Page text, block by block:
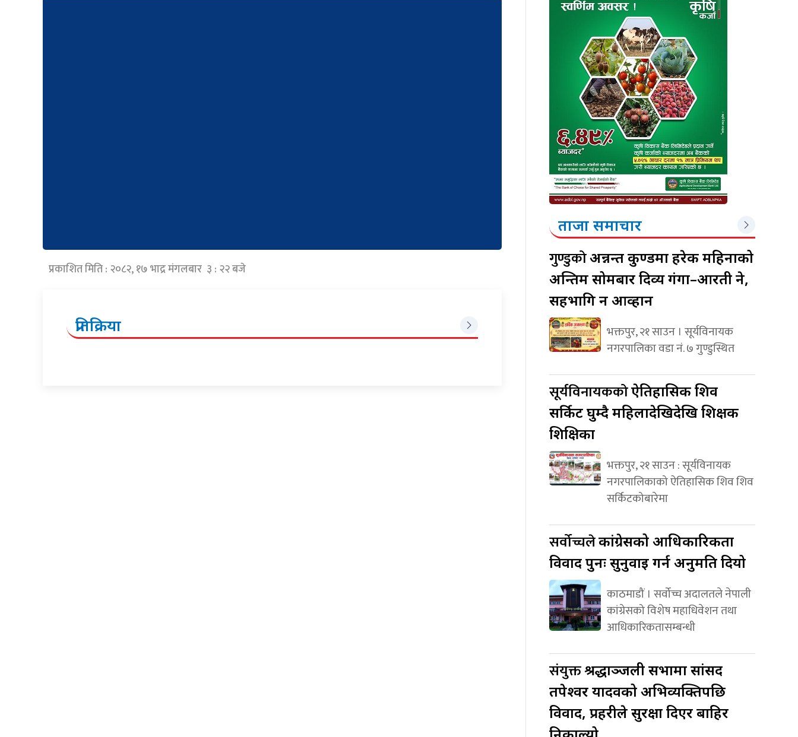
प्रकाशित मिति : २०८२, १७ भाद्र मंगलबार ३ : २२ बजे
प्रतिक्रिया
ताजा समाचार
गुण्डुकोअन्नन्त कुण्डमा हरेक महिनाको
अन्तिम सोमबार दिव्य गंगा–आरती हुने,
सहभागि हुन आव्हान
भक्तपुर, २१ साउन । सूर्यविनायक
नगरपालिका वडा नं. ७ गुण्डुस्थित
सूर्यविनायककोऐतिहासिक शिव
सर्किट घुम्दै महिलादेखिदेखि शिक्षक
शिक्षिका
भक्तपुर, २१ साउन : सूर्यविनायक
नगरपालिकाको ऐतिहासिक शिव शिव
सर्किटकोबारेमा
सर्वोच्चलेकांग्रेसको आधिकारिकता
विवाद पुनः सुनुवाइ गर्न अनुमति दियो
काठमाडौं । सर्वोच्च अदालतले नेपाली
कांग्रेसको विशेष महाधिवेशन तथा
आधिकारिकतासम्बन्धी
संयुक्तश्रद्धाञ्जली सभामा सांसद
तपेश्वर यादवको अभिव्यक्तिपछि
विवाद, प्रहरीले सुरक्षा दिएर बाहिर